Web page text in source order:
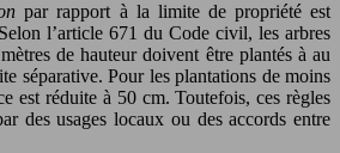
par rapport à la limite de propriété est
l’article 671 du Code civil, les arbres
de hauteur doivent être plantés à au
séparative. Pour les plantations de moins
est réduite à 50 cm. Toutefois, ces règles
des usages locaux ou des accords entre